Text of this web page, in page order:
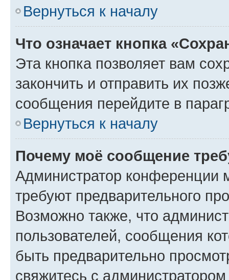
Вернуться к началу
Что означает кнопка
Эта кнопка позволяет вам
закончить и отправить их
сообщения перейдите в
Вернуться к началу
Почему моё сообщение
Администратор конференции
требуют предварительного
Возможно также, что
пользователей, сообщения
быть предварительно
свяжитесь с